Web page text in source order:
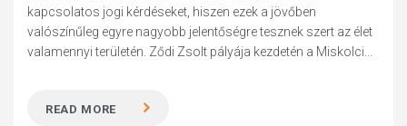
kapcsolatos jogi kérdéseket, hiszen ezek a jövőben
valószínűleg egyre nagyobb jelentőségre tesznek szert az élet
valamennyi területén. Ződi Zsolt pályája kezdetén a Miskolci...
READ MORE